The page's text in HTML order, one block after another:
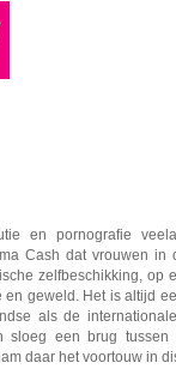
en pornografie
Cash dat vrouwen in
zelfbeschikking, op
geweld. Het is altijd
als de
sloeg een brug
daar het voortouw in